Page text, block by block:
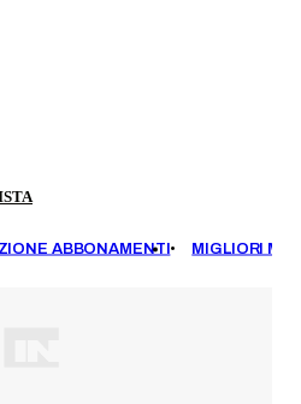
ABBONAMENTI MIGLIORI